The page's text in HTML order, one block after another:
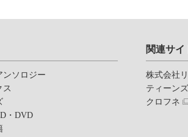
ンソロジー
ス
・DVD
関連サイ
株式会社
ティーン
クロフネ